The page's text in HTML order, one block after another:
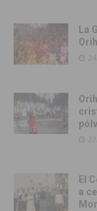
La
El
a